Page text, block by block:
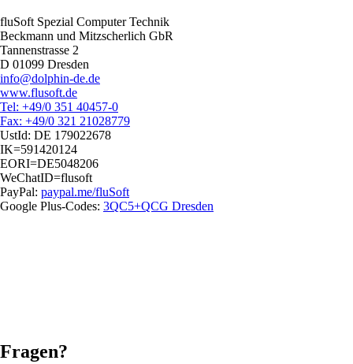
fluSoft Spezial Computer Technik
Beckmann und Mitzscherlich GbR
Tannenstrasse 2
D 01099 Dresden
info@dolphin-de.de
www.flusoft.de
Tel: +49/0 351 40457-0
Fax: +49/0 321 21028779
UstId: DE 179022678
IK=591420124
EORI=DE5048206
WeChatID=flusoft
PayPal: paypal.me/fluSoft
Google Plus-Codes: 3QC5+QCG Dresden
Fragen?